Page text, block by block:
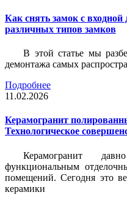
Как снять замок с входной
различных типов замков
В этой статье мы
демонтажа самых
Подробнее
11.02.2026
Керамогранит
Технологическое
Керамогранит
функциональным
помещений. Сегодня это
керамики